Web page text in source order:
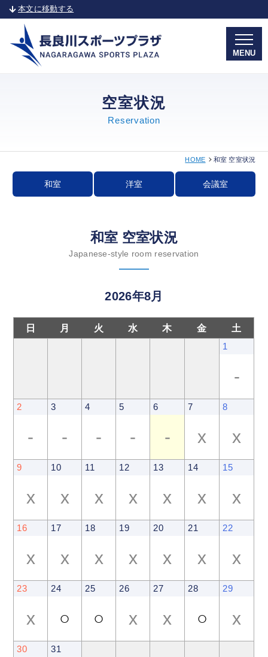
本文に移動する
空室状況
Reservation
HOME 和室 空室状況
和室 洋室 会議室
和室 空室状況
Japanese-style room reservation
2026年8月
日 月 火 水 木 金 土
1
-
2
-
3
-
4
-
5
-
6
-
7
x
8
x
9
x
10
x
11
x
12
x
13
x
14
x
15
x
16
x
17
x
18
x
19
x
20
x
21
x
22
x
23
x
24
○
25
○
26
x
27
x
28
○
29
x
30 31
MENU